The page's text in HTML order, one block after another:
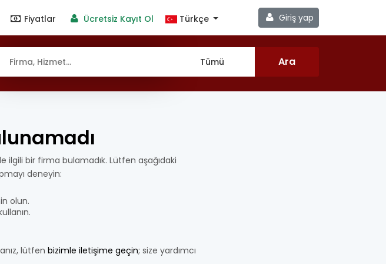
Giriş yap
Fiyatlar Ücretsiz Kayıt Ol Türkçe
ilgili bir firma bulamadık. Lütfen aşağıdaki
deneyin:
olun.
lütfen bizimle iletişime geçin; size yardımcı